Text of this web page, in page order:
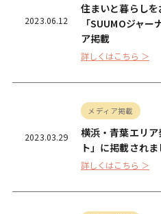
2023.06.12
住まいと暮らし
「SUUMOジャ
ア掲載
詳しくはこちら ＞
2023.03.29
メディア掲載
横浜・青葉エリ
ト」に掲載され
詳しくはこちら ＞